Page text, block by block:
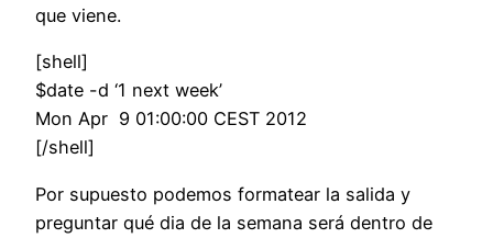
que viene.
[shell]
$date -d ‘1 next week’
Mon Apr 9 01:00:00 CEST 2012
[/shell]
Por supuesto podemos formatear la salida y
preguntar qué dia de la semana será dentro de